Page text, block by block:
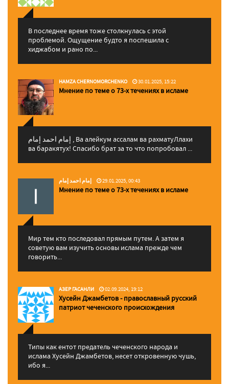
В последнее время тоже столкнулась с этой
проблемой. Ощущение будто я поспешила с
хиджабом и рано по...
HAMZA CHERNOMORCHENKO 30.01.2025, 15:22
Мнение по теме о 73-х течениях в исламе
إمام احمد إمام , Ва алейкум ассалам ва рахматуЛлахи
ва баракятух! Спасибо брат за то что попробовал ...
إمام احمد إمام 29.01.2025, 00:43
Мнение по теме о 73-х течениях в исламе
Мир тем кто последовал прямым путем. А затем я
советую вам изучить основы ислама прежде чем
говорить...
АЗЕР ГАСАНЛИ 02.09.2024, 19:12
Хусейн Джамбетов - православный русский
патриот чеченского происхождения
Типы как ентот предатель чеченского народа и
ислама Хусейн Джамбетов, несет откровенную чушь,
ибо я...